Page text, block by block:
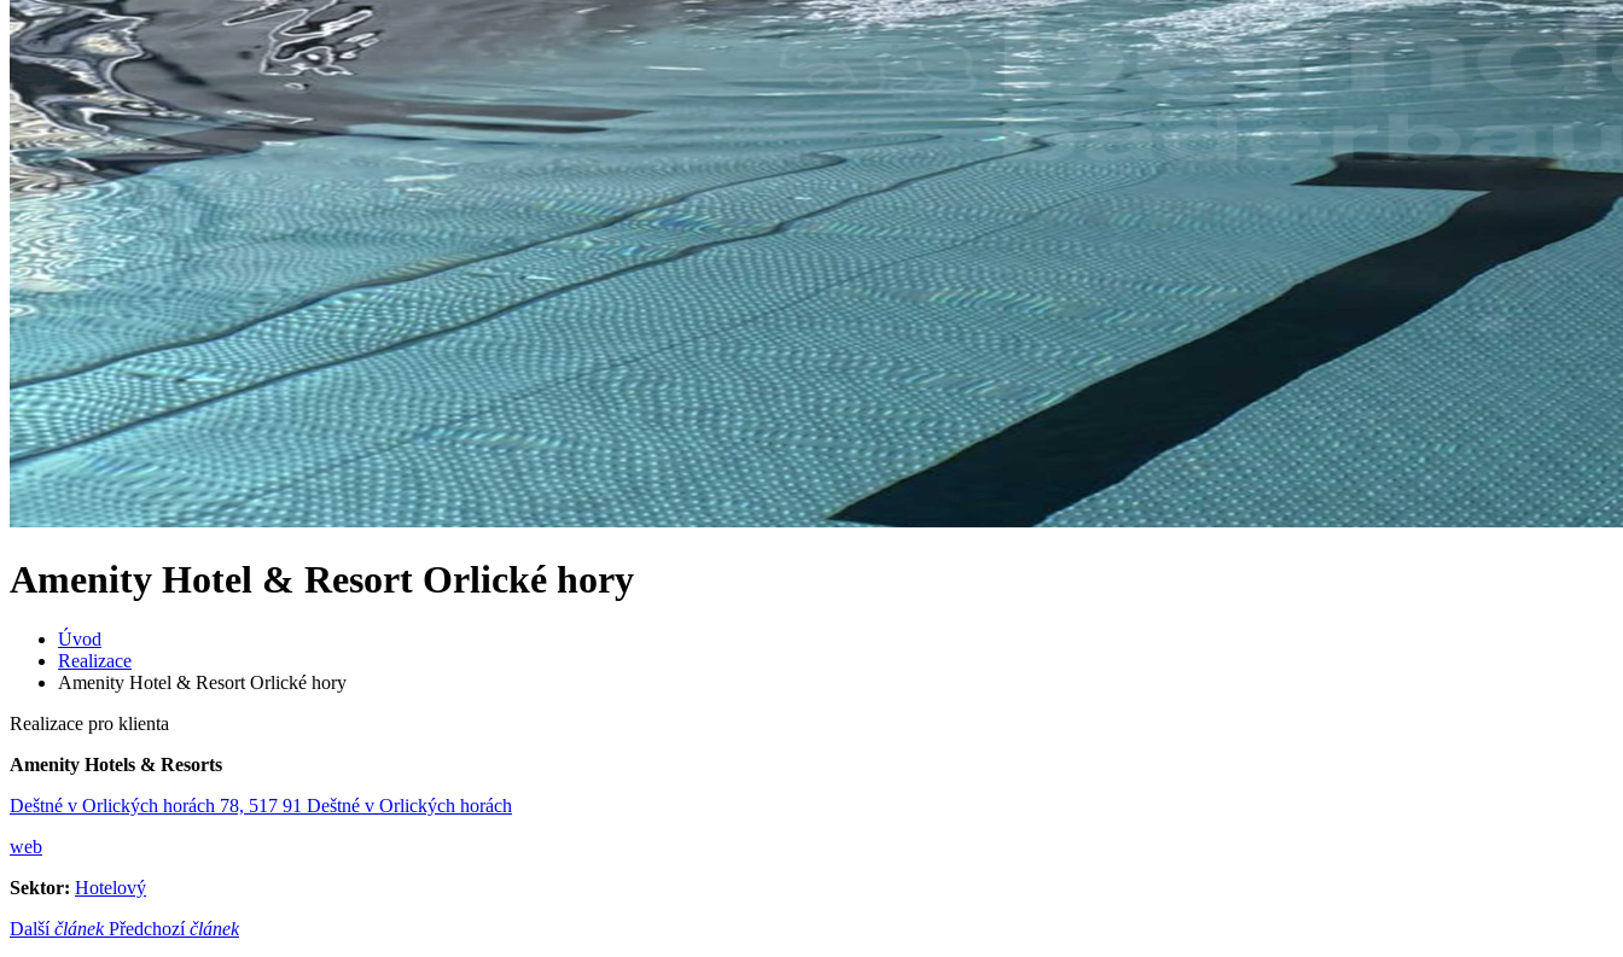
Amenity Hotel & Resort Orlické hory
Úvod
Realizace
Amenity Hotel & Resort Orlické hory
Realizace pro klienta
Amenity Hotels & Resorts
Deštné v Orlických horách 78, 517 91 Deštné v Orlických horách
web
Sektor: Hotelový
Dalšíčlánek Předchozíčlánek